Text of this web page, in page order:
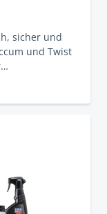
sicher und
und Twist